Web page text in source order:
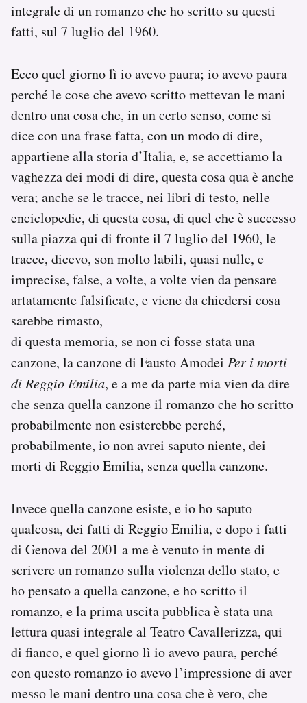
integrale di un romanzo che ho scritto su questi
fatti, sul 7 luglio del 1960.
Ecco quel giorno lì io avevo paura; io avevo paura
perché le cose che avevo scritto mettevan le mani
dentro una cosa che, in un certo senso, come si
dice con una frase fatta, con un modo di dire,
appartiene alla storia d’Italia, e, se accettiamo la
vaghezza dei modi di dire, questa cosa qua è anche
vera; anche se le tracce, nei libri di testo, nelle
enciclopedie, di questa cosa, di quel che è successo
sulla piazza qui di fronte il 7 luglio del 1960, le
tracce, dicevo, son molto labili, quasi nulle, e
imprecise, false, a volte, a volte vien da pensare
artatamente falsificate, e viene da chiedersi cosa
sarebbe rimasto,
di questa memoria, se non ci fosse stata una
canzone, la canzone di Fausto Amodei Per i morti
di Reggio Emilia, e a me da parte mia vien da dire
che senza quella canzone il romanzo che ho scritto
probabilmente non esisterebbe perché,
probabilmente, io non avrei saputo niente, dei
morti di Reggio Emilia, senza quella canzone.
Invece quella canzone esiste, e io ho saputo
qualcosa, dei fatti di Reggio Emilia, e dopo i fatti
di Genova del 2001 a me è venuto in mente di
scrivere un romanzo sulla violenza dello stato, e
ho pensato a quella canzone, e ho scritto il
romanzo, e la prima uscita pubblica è stata una
lettura quasi integrale al Teatro Cavallerizza, qui
di fianco, e quel giorno lì io avevo paura, perché
con questo romanzo io avevo l’impressione di aver
messo le mani dentro una cosa che è vero, che